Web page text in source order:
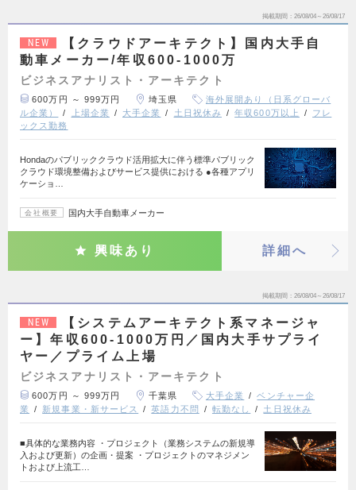
掲載期間 26/08/04～26/08/17
NEW
【クラウドアーキテクト】国内大手自
動車メーカー/年収600-1000万
ビジネスアナリスト・アーキテクト
600万円 ～ 999万円 埼玉県
海外展開あり（日系グローバ
ル企業）
上場企業 大手企業 土日祝休み 年収600万以上
フレ
ックス勤務
Hondaのパブリッククラウド活用拡大に伴う標準パブリック
クラウド環境整備およびサービス提供における ●各種アプリ
ケーショ…
会社概要 国内大手自動車メーカー
興味あり 詳細へ
掲載期間 26/08/04～26/08/17
NEW
【システムアーキテクト系マネージャ
ー】年収600-1000万円／国内大手サプライ
ヤー／プライム上場
ビジネスアナリスト・アーキテクト
600万円 ～ 999万円 千葉県 大手企業
ベンチャー企
業
新規事業・新サービス 英語力不問 転勤なし 土日祝休み
■具体的な業務内容 ・プロジェクト（業務システムの新規導
入および更新）の企画・提案 ・プロジェクトのマネジメン
トおよび上流工…